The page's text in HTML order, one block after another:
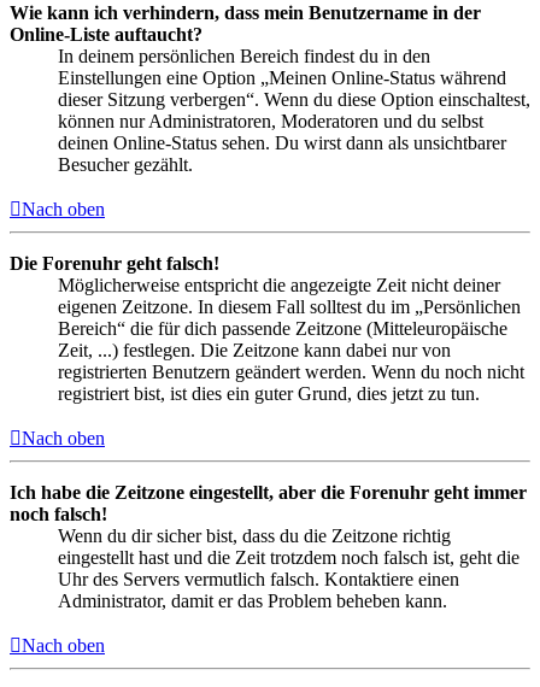
Wie kann ich verhindern, dass mein Benutzername in der
Online-Liste auftaucht?
In deinem persönlichen Bereich findest du in den
Einstellungen eine Option „Meinen Online-Status während
dieser Sitzung verbergen“. Wenn du diese Option einschaltest,
können nur Administratoren, Moderatoren und du selbst
deinen Online-Status sehen. Du wirst dann als unsichtbarer
Besucher gezählt.
Nach oben
Die Forenuhr geht falsch!
Möglicherweise entspricht die angezeigte Zeit nicht deiner
eigenen Zeitzone. In diesem Fall solltest du im „Persönlichen
Bereich“ die für dich passende Zeitzone (Mitteleuropäische
Zeit, ...) festlegen. Die Zeitzone kann dabei nur von
registrierten Benutzern geändert werden. Wenn du noch nicht
registriert bist, ist dies ein guter Grund, dies jetzt zu tun.
Nach oben
Ich habe die Zeitzone eingestellt, aber die Forenuhr geht immer
noch falsch!
Wenn du dir sicher bist, dass du die Zeitzone richtig
eingestellt hast und die Zeit trotzdem noch falsch ist, geht die
Uhr des Servers vermutlich falsch. Kontaktiere einen
Administrator, damit er das Problem beheben kann.
Nach oben